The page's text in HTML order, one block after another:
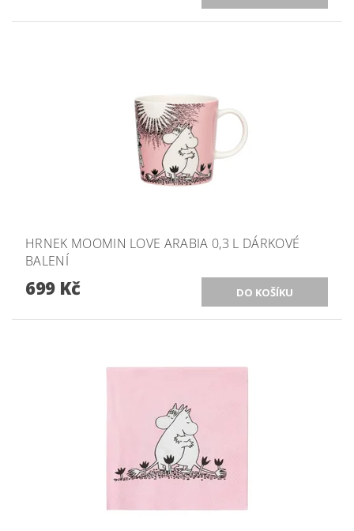
HRNEK MOOMIN LOVE ARABIA 0,3 L DÁRKOVÉ
BALENÍ
699 Kč